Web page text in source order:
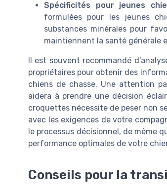
Spécificités pour jeunes
formulées pour les jeunes
substances minérales pour
maintiennent la santé générale
Il est souvent recommandé
propriétaires pour obtenir des
chiens de chasse. Une attention
aidera à prendre une décision
croquettes nécessite de peser non
avec les exigences de votre
le processus décisionnel, de même
performance optimales de votre
Conseils pour la